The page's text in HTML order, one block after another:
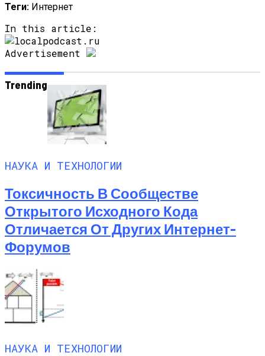
Теги: Интернет
In this article:
Advertisement
Trending
НАУКА И ТЕХНОЛОГИИ
Токсичность В Сообществе
Открытого Исходного Кода
Отличается От Других Интернет-
Форумов
НАУКА И ТЕХНОЛОГИИ